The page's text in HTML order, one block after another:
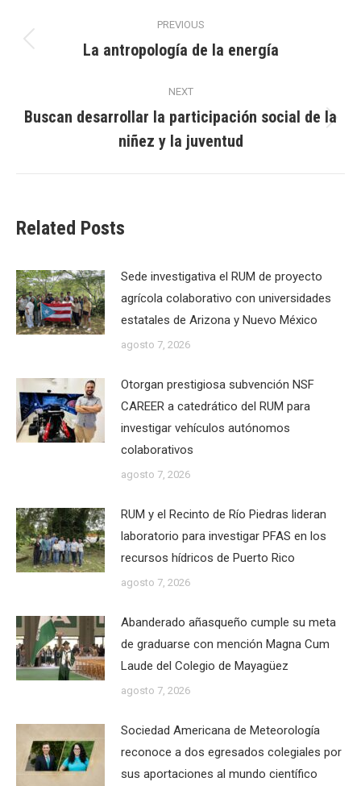
navigation
PREVIOUS
Previous
La antropología de la energía
NEXT
Next
post:
Buscan desarrollar la participación social de la
niñez y la juventud
Related Posts
Sede investigativa el RUM de proyecto
agrícola colaborativo con universidades
estatales de Arizona y Nuevo México
agosto 7, 2026
Otorgan prestigiosa subvención NSF
CAREER a catedrático del RUM para
investigar vehículos autónomos
colaborativos
agosto 7, 2026
RUM y el Recinto de Río Piedras lideran
laboratorio para investigar PFAS en los
recursos hídricos de Puerto Rico
agosto 7, 2026
Abanderado añasqueño cumple su meta
de graduarse con mención Magna Cum
Laude del Colegio de Mayagüez
agosto 7, 2026
Sociedad Americana de Meteorología
reconoce a dos egresados colegiales por
sus aportaciones al mundo científico